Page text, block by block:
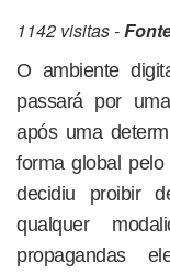
1142 visitas -
O ambiente
passará por
após uma
forma global
decidiu proibir
qualquer
propagandas